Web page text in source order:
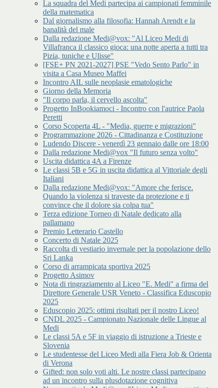
La squadra del Medi partecipa ai campionati femminile
della matematica
Dal giornalismo alla filosofia: Hannah Arendt e la
banalità del male
Dalla redazione Medi@vox: "Al Liceo Medi di
Villafranca il classico gioca: una notte aperta a tutti tra
Pizia, tuniche e Ulisse"
[FSE+ PN 2021-2027] PSE "Vedo Sento Parlo" in
visita a Casa Museo Maffei
Incontro AIL sulle neoplasie ematologiche
Giorno della Memoria
"Il corpo parla, il cervello ascolta"
Progetto InBookiamoci - Incontro con l'autrice Paola
Peretti
Corso Scoperta 4L - "Media, guerre e migrazioni"
Programmazione 2026 - Cittadinanza e Costituzione
Ludendo Discere - venerdì 23 gennaio dalle ore 18:00
Dalla redazione Medi@vox "Il futuro senza volto"
Uscita didattica 4A a Firenze
Le classi 5B e 5G in uscita didattica al Vittoriale degli
Italiani
Dalla redazione Medi@vox: "Amore che ferisce.
Quando la violenza si traveste da protezione e ti
convince che il dolore sia colpa tua"
Terza edizione Torneo di Natale dedicato alla
pallamano
Premio Letterario Castello
Concerto di Natale 2025
Raccolta di vestiario invernale per la popolazione dello
Sri Lanka
Corso di arrampicata sportiva 2025
Progetto Asimov
Nota di ringraziamento al Liceo "E. Medi" a firma del
Direttore Generale USR Veneto - Classifica Eduscopio
2025
Eduscopio 2025: ottimi risultati per il nostro Liceo!
CNDL 2025 - Campionato Nazionale delle Lingue al
Medi
Le classi 5A e 5F in viaggio di istruzione a Trieste e
Slovenia
Le studentesse del Liceo Medi alla Fiera Job & Orienta
di Verona
Gifted: non solo voti alti. Le nostre classi partecipano
ad un incontro sulla plusdotazione cognitiva